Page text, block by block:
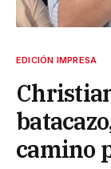
EDICIÓN IMPRESA
camino